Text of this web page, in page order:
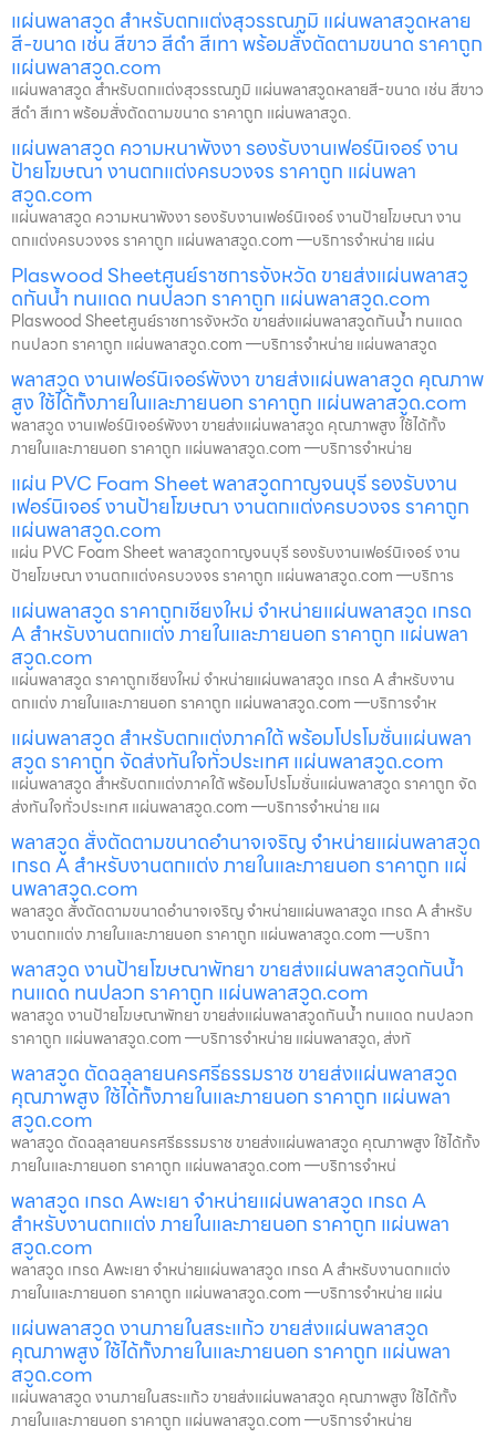
แผ่นพลาสวูด สำหรับตกแต่งสุวรรณภูมิ แผ่นพลาสวูดหลาย
สี-ขนาด เช่น สีขาว สีดำ สีเทา พร้อมสั่งตัดตามขนาด ราคาถูก
แผ่นพลาสวูด.com
แผ่นพลาสวูด สำหรับตกแต่งสุวรรณภูมิ แผ่นพลาสวูดหลายสี-ขนาด เช่น สีขาว
สีดำ สีเทา พร้อมสั่งตัดตามขนาด ราคาถูก แผ่นพลาสวูด.
แผ่นพลาสวูด ความหนาพังงา รองรับงานเฟอร์นิเจอร์ งาน
ป้ายโฆษณา งานตกแต่งครบวงจร ราคาถูก แผ่นพลา
สวูด.com
แผ่นพลาสวูด ความหนาพังงา รองรับงานเฟอร์นิเจอร์ งานป้ายโฆษณา งาน
ตกแต่งครบวงจร ราคาถูก แผ่นพลาสวูด.com —บริการจำหน่าย แผ่น
Plaswood Sheetศูนย์ราชการจังหวัด ขายส่งแผ่นพลาสวู
ดกันน้ำ ทนแดด ทนปลวก ราคาถูก แผ่นพลาสวูด.com
Plaswood Sheetศูนย์ราชการจังหวัด ขายส่งแผ่นพลาสวูดกันน้ำ ทนแดด
ทนปลวก ราคาถูก แผ่นพลาสวูด.com —บริการจำหน่าย แผ่นพลาสวูด
พลาสวูด งานเฟอร์นิเจอร์พังงา ขายส่งแผ่นพลาสวูด คุณภาพ
สูง ใช้ได้ทั้งภายในและภายนอก ราคาถูก แผ่นพลาสวูด.com
พลาสวูด งานเฟอร์นิเจอร์พังงา ขายส่งแผ่นพลาสวูด คุณภาพสูง ใช้ได้ทั้ง
ภายในและภายนอก ราคาถูก แผ่นพลาสวูด.com —บริการจำหน่าย
แผ่น PVC Foam Sheet พลาสวูดกาญจนบุรี รองรับงาน
เฟอร์นิเจอร์ งานป้ายโฆษณา งานตกแต่งครบวงจร ราคาถูก
แผ่นพลาสวูด.com
แผ่น PVC Foam Sheet พลาสวูดกาญจนบุรี รองรับงานเฟอร์นิเจอร์ งาน
ป้ายโฆษณา งานตกแต่งครบวงจร ราคาถูก แผ่นพลาสวูด.com —บริการ
แผ่นพลาสวูด ราคาถูกเชียงใหม่ จำหน่ายแผ่นพลาสวูด เกรด
A สำหรับงานตกแต่ง ภายในและภายนอก ราคาถูก แผ่นพลา
สวูด.com
แผ่นพลาสวูด ราคาถูกเชียงใหม่ จำหน่ายแผ่นพลาสวูด เกรด A สำหรับงาน
ตกแต่ง ภายในและภายนอก ราคาถูก แผ่นพลาสวูด.com —บริการจำห
แผ่นพลาสวูด สำหรับตกแต่งภาคใต้ พร้อมโปรโมชั่นแผ่นพลา
สวูด ราคาถูก จัดส่งทันใจทั่วประเทศ แผ่นพลาสวูด.com
แผ่นพลาสวูด สำหรับตกแต่งภาคใต้ พร้อมโปรโมชั่นแผ่นพลาสวูด ราคาถูก จัด
ส่งทันใจทั่วประเทศ แผ่นพลาสวูด.com —บริการจำหน่าย แผ
พลาสวูด สั่งตัดตามขนาดอำนาจเจริญ จำหน่ายแผ่นพลาสวูด
เกรด A สำหรับงานตกแต่ง ภายในและภายนอก ราคาถูก แผ่
นพลาสวูด.com
พลาสวูด สั่งตัดตามขนาดอำนาจเจริญ จำหน่ายแผ่นพลาสวูด เกรด A สำหรับ
งานตกแต่ง ภายในและภายนอก ราคาถูก แผ่นพลาสวูด.com —บริกา
พลาสวูด งานป้ายโฆษณาพัทยา ขายส่งแผ่นพลาสวูดกันน้ำ
ทนแดด ทนปลวก ราคาถูก แผ่นพลาสวูด.com
พลาสวูด งานป้ายโฆษณาพัทยา ขายส่งแผ่นพลาสวูดกันน้ำ ทนแดด ทนปลวก
ราคาถูก แผ่นพลาสวูด.com —บริการจำหน่าย แผ่นพลาสวูด, ส่งทั
พลาสวูด ตัดฉลุลายนครศรีธรรมราช ขายส่งแผ่นพลาสวูด
คุณภาพสูง ใช้ได้ทั้งภายในและภายนอก ราคาถูก แผ่นพลา
สวูด.com
พลาสวูด ตัดฉลุลายนครศรีธรรมราช ขายส่งแผ่นพลาสวูด คุณภาพสูง ใช้ได้ทั้ง
ภายในและภายนอก ราคาถูก แผ่นพลาสวูด.com —บริการจำหน่
พลาสวูด เกรด Aพะเยา จำหน่ายแผ่นพลาสวูด เกรด A
สำหรับงานตกแต่ง ภายในและภายนอก ราคาถูก แผ่นพลา
สวูด.com
พลาสวูด เกรด Aพะเยา จำหน่ายแผ่นพลาสวูด เกรด A สำหรับงานตกแต่ง
ภายในและภายนอก ราคาถูก แผ่นพลาสวูด.com —บริการจำหน่าย แผ่น
แผ่นพลาสวูด งานภายในสระแก้ว ขายส่งแผ่นพลาสวูด
คุณภาพสูง ใช้ได้ทั้งภายในและภายนอก ราคาถูก แผ่นพลา
สวูด.com
แผ่นพลาสวูด งานภายในสระแก้ว ขายส่งแผ่นพลาสวูด คุณภาพสูง ใช้ได้ทั้ง
ภายในและภายนอก ราคาถูก แผ่นพลาสวูด.com —บริการจำหน่าย